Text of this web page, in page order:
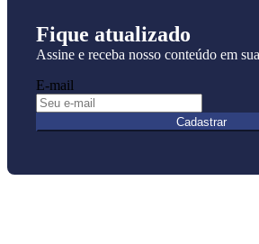
Fique atualizado
Assine e receba nosso conteúdo em
E-mail
Cadastrar